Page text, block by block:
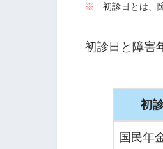
※ 初診日とは、
初診日と障害
初
国民年